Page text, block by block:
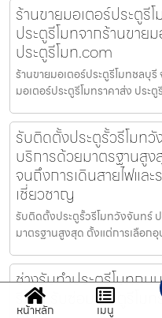
ร้านขายมอเตอร์ประตูรี
ประตูรีโมทจากร้านขาย
ประตูรีโมท.com
ร้านขายมอเตอร์ประตูรีโมทชลบุ
มอเตอร์ประตูรีโมทราคาส่ง ปร
รับติดตั้งประตูรั้วรีโมทวั
บริการด้วยมาตรฐานสู
จนถึงการเดินสายไฟแล
เชี่ยวชาญ
รับติดตั้งประตูรั้วรีโมทวังจันทร์ ป
มาตรฐานสูงสุด ตั้งแต่การเลือก
ช่างรับทำประตูรีโมทถ
รีโมท รับซ่อมประตูรีโม
หน้าหลัก เมนู